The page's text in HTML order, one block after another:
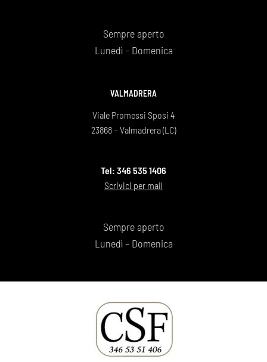
Sempre aperto
Lunedì – Domenica
VALMADRERA
Viale Promessi Sposi 4
23868 – Valmadrera (LC)
Tel: 346 535 1406
Scrivici per mail
Sempre aperto
Lunedì – Domenica